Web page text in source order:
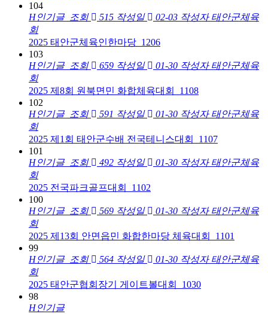
104
H인기글 조회 515 작성일 02-03 작성자 태안군체육
회
2025 태안군체육인한마당_1206
103
H인기글 조회 659 작성일 01-30 작성자 태안군체육
회
2025 제8회 원북면민 화합체육대회_1108
102
H인기글 조회 591 작성일 01-30 작성자 태안군체육
회
2025 제1회 태안군수배 전국테니스대회_1107
101
H인기글 조회 492 작성일 01-30 작성자 태안군체육
회
2025 전국파크골프대회_1102
100
H인기글 조회 569 작성일 01-30 작성자 태안군체육
회
2025 제13회 안면읍민 화합한마당 체육대회_1101
99
H인기글 조회 564 작성일 01-30 작성자 태안군체육
회
2025 태안군협회장기 게이트볼대회_1030
98
H인기글